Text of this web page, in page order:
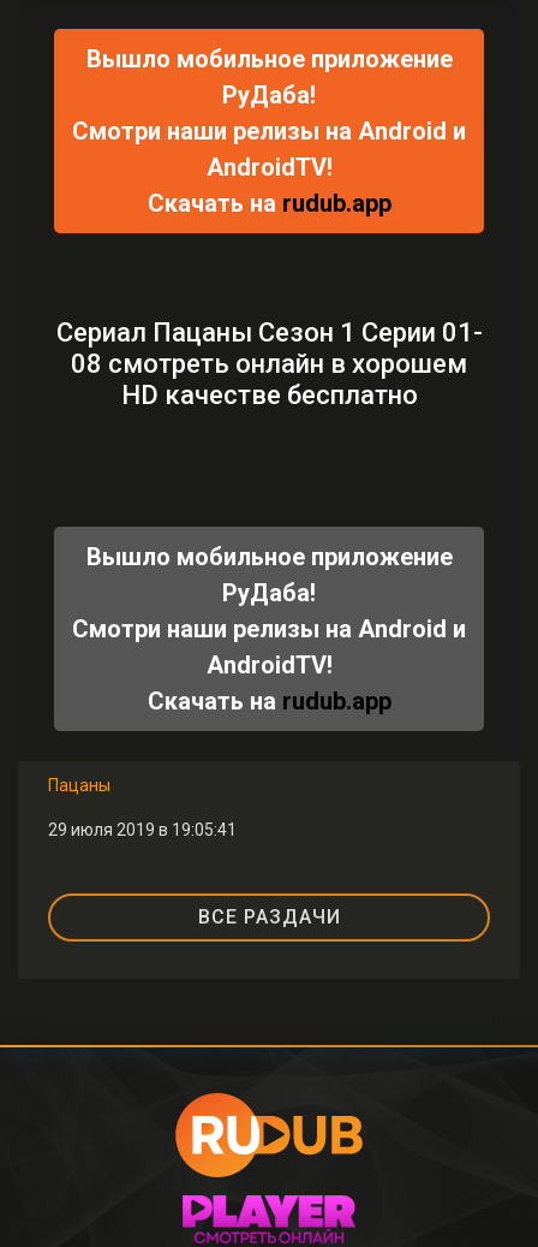
Вышло мобильное приложение
РуДаба!
Смотри наши релизы на Android и
AndroidTV!
Скачать на rudub.app
Сериал Пацаны Сезон 1 Серии 01-
08 смотреть онлайн в хорошем
HD качестве бесплатно
Вышло мобильное приложение
РуДаба!
Смотри наши релизы на Android и
AndroidTV!
Скачать на rudub.app
Пацаны
29 июля 2019 в 19:05:41
ВСЕ РАЗДАЧИ